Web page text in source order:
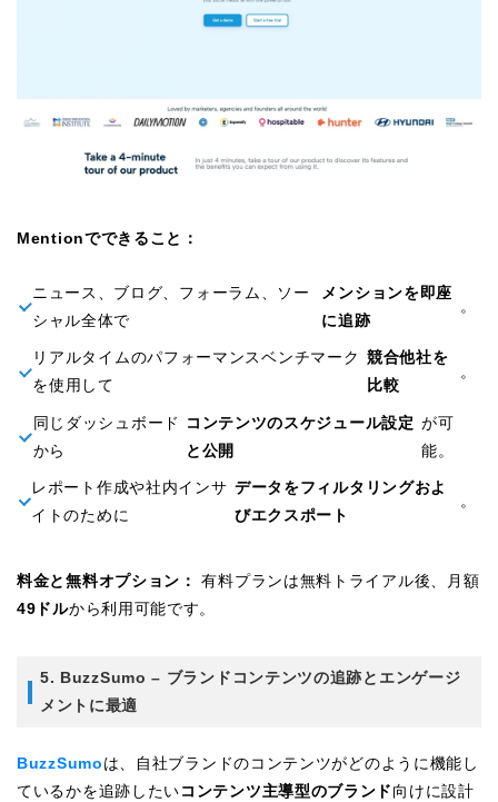
Mentionでできること：
ニュース、ブログ、フォーラム、ソー
シャル全体で
メンションを即座
に追跡
。
リアルタイムのパフォーマンスベンチマーク
を使用して
競合他社を
比較
。
同じダッシュボード
から
コンテンツのスケジュール設定
と公開
が可
能。
レポート作成や社内インサ
イトのために
データをフィルタリングおよ
びエクスポート
。
料金と無料オプション：
有料プランは無料トライアル後、月額
49ドルから利用可能です。
5. BuzzSumo – ブランドコンテンツの追跡とエンゲージ
メントに最適
BuzzSumoは、自社ブランドのコンテンツがどのように機能し
ているかを追跡したいコンテンツ主導型のブランド向けに設計